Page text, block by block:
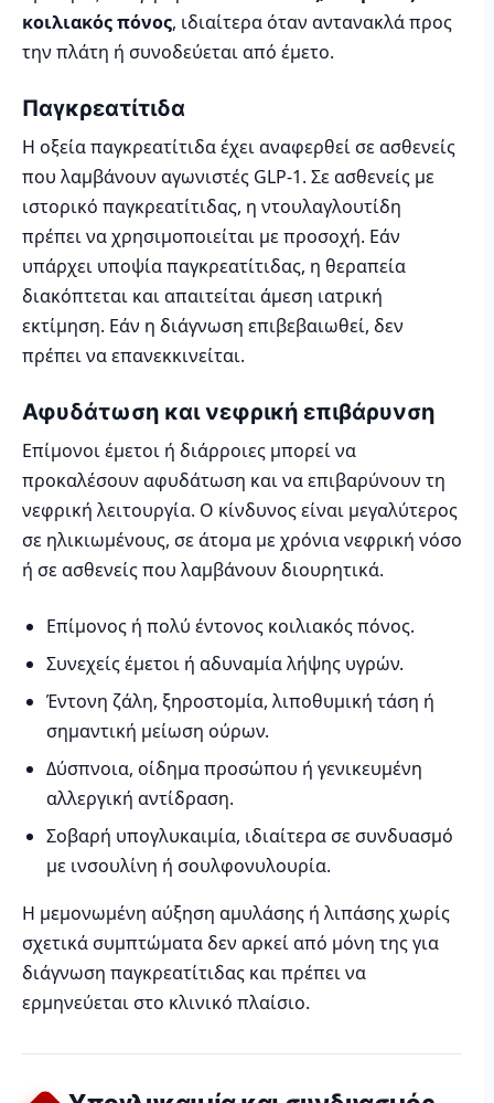
κοιλιακός πόνος, ιδιαίτερα όταν αντανακλά προς
την πλάτη ή συνοδεύεται από έμετο.
Παγκρεατίτιδα
Η οξεία παγκρεατίτιδα έχει αναφερθεί σε ασθενείς
που λαμβάνουν αγωνιστές GLP-1. Σε ασθενείς με
ιστορικό παγκρεατίτιδας, η ντουλαγλουτίδη
πρέπει να χρησιμοποιείται με προσοχή. Εάν
υπάρχει υποψία παγκρεατίτιδας, η θεραπεία
διακόπτεται και απαιτείται άμεση ιατρική
εκτίμηση. Εάν η διάγνωση επιβεβαιωθεί, δεν
πρέπει να επανεκκινείται.
Αφυδάτωση και νεφρική επιβάρυνση
Επίμονοι έμετοι ή διάρροιες μπορεί να
προκαλέσουν αφυδάτωση και να επιβαρύνουν τη
νεφρική λειτουργία. Ο κίνδυνος είναι μεγαλύτερος
σε ηλικιωμένους, σε άτομα με χρόνια νεφρική νόσο
ή σε ασθενείς που λαμβάνουν διουρητικά.
Επίμονος ή πολύ έντονος κοιλιακός πόνος.
Συνεχείς έμετοι ή αδυναμία λήψης υγρών.
Έντονη ζάλη, ξηροστομία, λιποθυμική τάση ή
σημαντική μείωση ούρων.
Δύσπνοια, οίδημα προσώπου ή γενικευμένη
αλλεργική αντίδραση.
Σοβαρή υπογλυκαιμία, ιδιαίτερα σε συνδυασμό
με ινσουλίνη ή σουλφονυλουρία.
Η μεμονωμένη αύξηση αμυλάσης ή λιπάσης χωρίς
σχετικά συμπτώματα δεν αρκεί από μόνη της για
διάγνωση παγκρεατίτιδας και πρέπει να
ερμηνεύεται στο κλινικό πλαίσιο.